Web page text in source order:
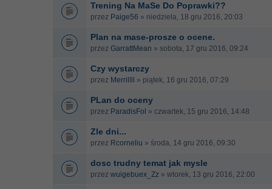
Trening Na MaSe Do Poprawki??
przez Paige56 » niedziela, 18 gru 2016, 20:03
Plan na mase-prosze o ocene.
przez GarrattMean » sobota, 17 gru 2016, 09:24
Czy wystarczy
przez Merrillll » piątek, 16 gru 2016, 07:29
PLan do oceny
przez ParadisFol » czwartek, 15 gru 2016, 14:48
Zle dni...
przez Rcorneliu » środa, 14 gru 2016, 09:30
dosc trudny temat jak mysle
przez wuigebuex_Zz » wtorek, 13 gru 2016, 22:00